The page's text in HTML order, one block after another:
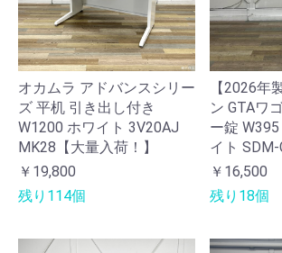
オカムラ アドバンスシリー
ズ 平机 引き出し付き
W1200 ホワイト 3V20AJ
MK28【大量入荷！】
￥19,800
残り114個
【2026年
ン GTAワ
ー錠
イト
￥16,500
残り18個